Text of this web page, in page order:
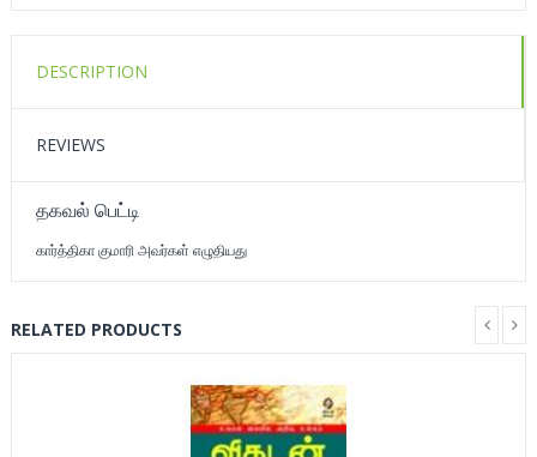
DESCRIPTION
REVIEWS
தகவல் பெட்டி
கார்த்திகா குமாரி அவர்கள் எழுதியது
RELATED PRODUCTS